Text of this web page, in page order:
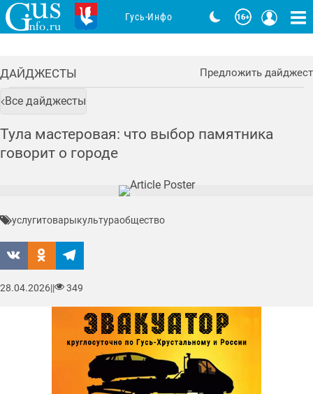
ДАЙДЖЕСТЫ Предложить дайджест
Все дайджесты
Тула мастеровая: что выбор памятника
говорит о городе
услугитоварыкультураобщество
28.04.2026|| 349
Гусь-Инфо